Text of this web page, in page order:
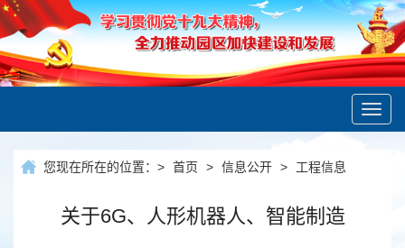
您现在所在的位置：> 首页 > 信息公开 > 工程信息
关于6G、人形机器人、智能制造